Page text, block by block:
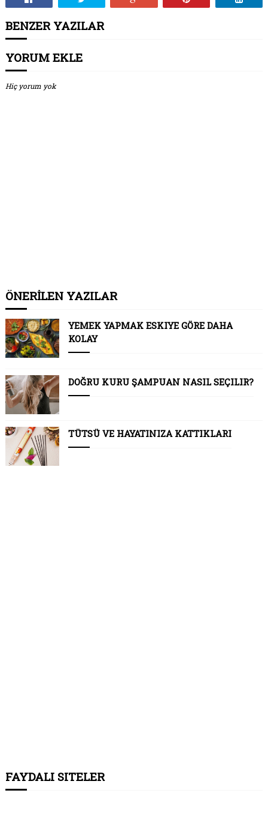
BENZER YAZILAR
YORUM EKLE
Hiç yorum yok
ÖNERİLEN YAZILAR
YEMEK YAPMAK ESKIYE GÖRE DAHA
KOLAY
DOĞRU KURU ŞAMPUAN NASIL SEÇILIR?
TÜTSÜ VE HAYATINIZA KATTIKLARI
FAYDALI SITELER